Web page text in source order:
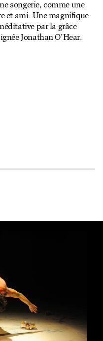
songerie, comme une
et ami. Une magnifique
par la grâce
Jonathan O’Hear.